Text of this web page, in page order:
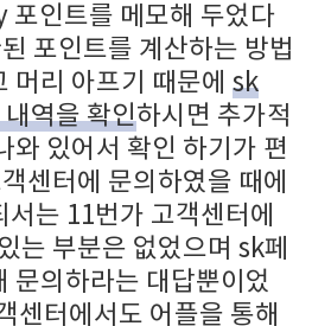
인트를 메모해 두었다
포인트를 계산하는 방법
머리 아프기 때문에 sk
역을 확인하시면 추가적
와 있어서 확인 하기가 편
센터에 문의하였을 때에
는 11번가 고객센터에
는 부분은 없었으며 sk페
문의하라는 대답뿐이었
센터에서도 어플을 통해